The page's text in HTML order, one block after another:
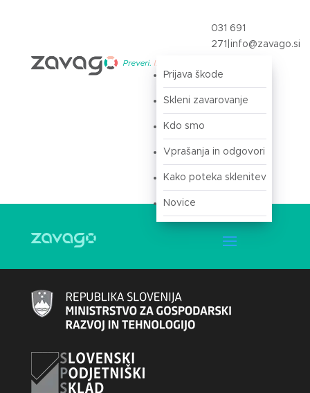
031 691
271 info@zavago.si
Prijava škode
Skleni zavarovanje
Kdo smo
Vprašanja in odgovori
Kako poteka sklenitev
Novice